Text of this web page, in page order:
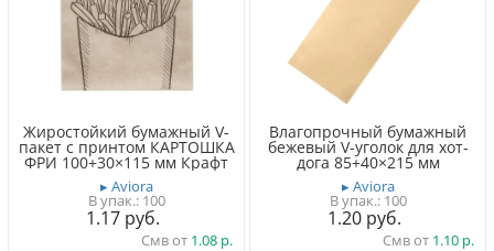
Жиростойкий бумажный V-
пакет с принтом КАРТОШКА
ФРИ 100+30×115 мм Крафт
▸ Aviora
100
1.17
Смв от 1.08
Влагопрочный бумажный
бежевый V-уголок для хот-
дога 85+40×215 мм
▸ Aviora
100
1.20
Смв от 1.10